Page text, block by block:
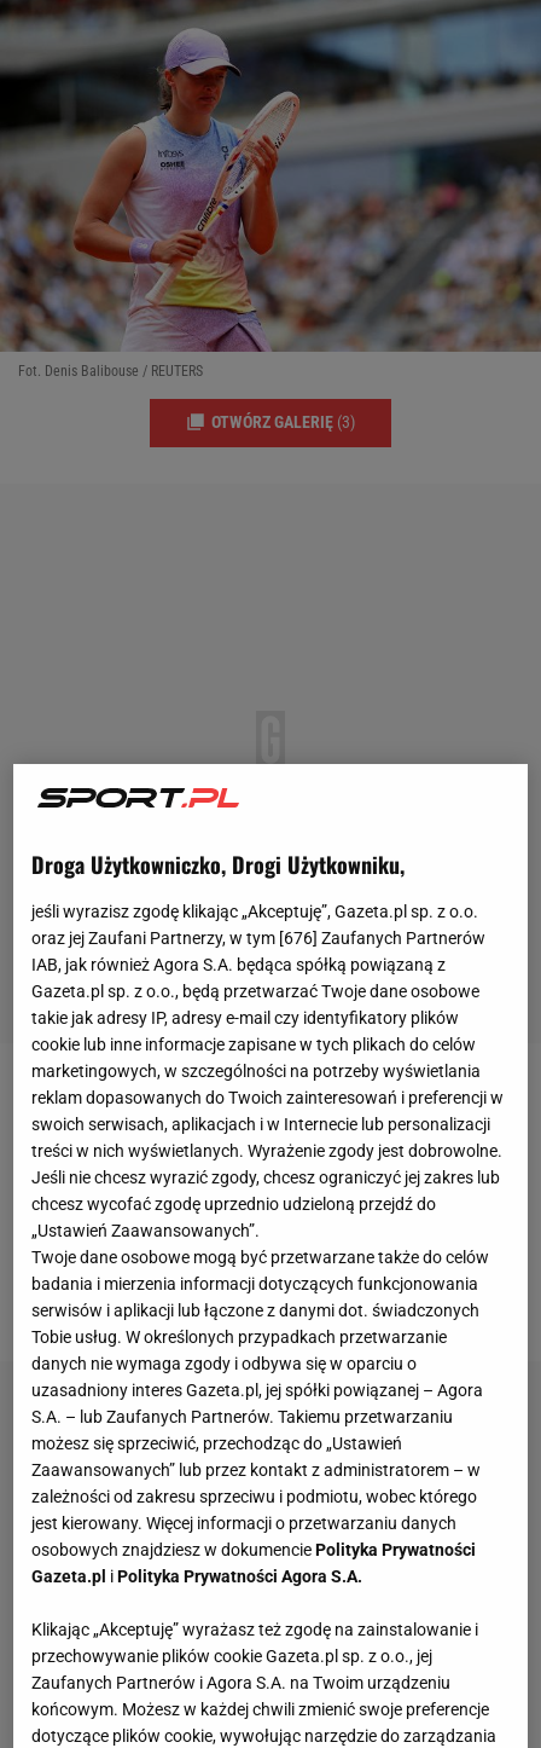
Fot. Denis Balibouse / REUTERS
OTWÓRZ GALERIĘ (3)
Iga Świątek sprawnie przeszła przez pierwsze trzy
etapyRolanda Garrosa. W czwartej rundzie
zmierzyła się z Jeleną Rybakiną. Tym razem miała
bardzo duże kłopoty i po pierwszym przegranym 1:6
secie mogło się wydawać, że niebawem pożegna
się z turniejem. Polka świetnie wróciła jednak do gry
i finalnie wygrała 1:6, 6:3, 7:5.
Droga Użytkowniczko, Drogi Użytkowniku,
jeśli wyrazisz zgodę klikając „Akceptuję”, Gazeta.pl sp. z o.o.
oraz jej Zaufani Partnerzy, w tym [676] Zaufanych Partnerów
IAB, jak również Agora S.A. będąca spółką powiązaną z
Gazeta.pl sp. z o.o., będą przetwarzać Twoje dane osobowe
takie jak adresy IP, adresy e-mail czy identyfikatory plików
cookie lub inne informacje zapisane w tych plikach do celów
marketingowych, w szczególności na potrzeby wyświetlania
reklam dopasowanych do Twoich zainteresowań i preferencji w
swoich serwisach, aplikacjach i w Internecie lub personalizacji
treści w nich wyświetlanych. Wyrażenie zgody jest dobrowolne.
Jeśli nie chcesz wyrazić zgody, chcesz ograniczyć jej zakres lub
chcesz wycofać zgodę uprzednio udzieloną przejdź do
„Ustawień Zaawansowanych”.
Twoje dane osobowe mogą być przetwarzane także do celów
badania i mierzenia informacji dotyczących funkcjonowania
serwisów i aplikacji lub łączone z danymi dot. świadczonych
Tobie usług. W określonych przypadkach przetwarzanie
danych nie wymaga zgody i odbywa się w oparciu o
uzasadniony interes Gazeta.pl, jej spółki powiązanej – Agora
S.A. – lub Zaufanych Partnerów. Takiemu przetwarzaniu
możesz się sprzeciwić, przechodząc do „Ustawień
Zaawansowanych” lub przez kontakt z administratorem – w
zależności od zakresu sprzeciwu i podmiotu, wobec którego
jest kierowany. Więcej informacji o przetwarzaniu danych
osobowych znajdziesz w dokumenciePolityka Prywatności
Gazeta.pl iPolityka Prywatności Agora S.A.
Klikając „Akceptuję” wyrażasz też zgodę na zainstalowanie i
przechowywanie plików cookie Gazeta.pl sp. z o.o., jej
Zaufanych Partnerów i Agora S.A. na Twoim urządzeniu
końcowym. Możesz w każdej chwili zmienić swoje preferencje
dotyczące plików cookie, wywołując narzędzie do zarządzania